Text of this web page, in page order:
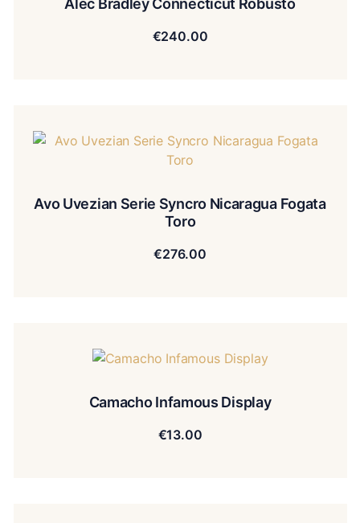
Alec Bradley Connecticut Robusto
€240.00
Avo Uvezian Serie Syncro Nicaragua Fogata
Toro
€276.00
Camacho Infamous Display
€13.00